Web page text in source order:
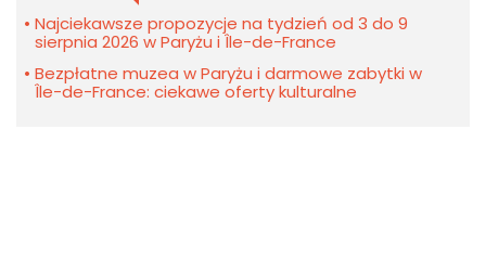
Najciekawsze propozycje na tydzień od 3 do 9
sierpnia 2026 w Paryżu i Île-de-France
Bezpłatne muzea w Paryżu i darmowe zabytki w
Île-de-France: ciekawe oferty kulturalne